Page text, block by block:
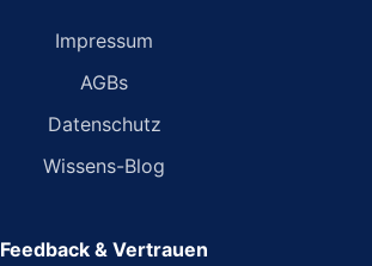
Impressum
AGBs
Datenschutz
Wissens-Blog
Feedback & Vertrauen